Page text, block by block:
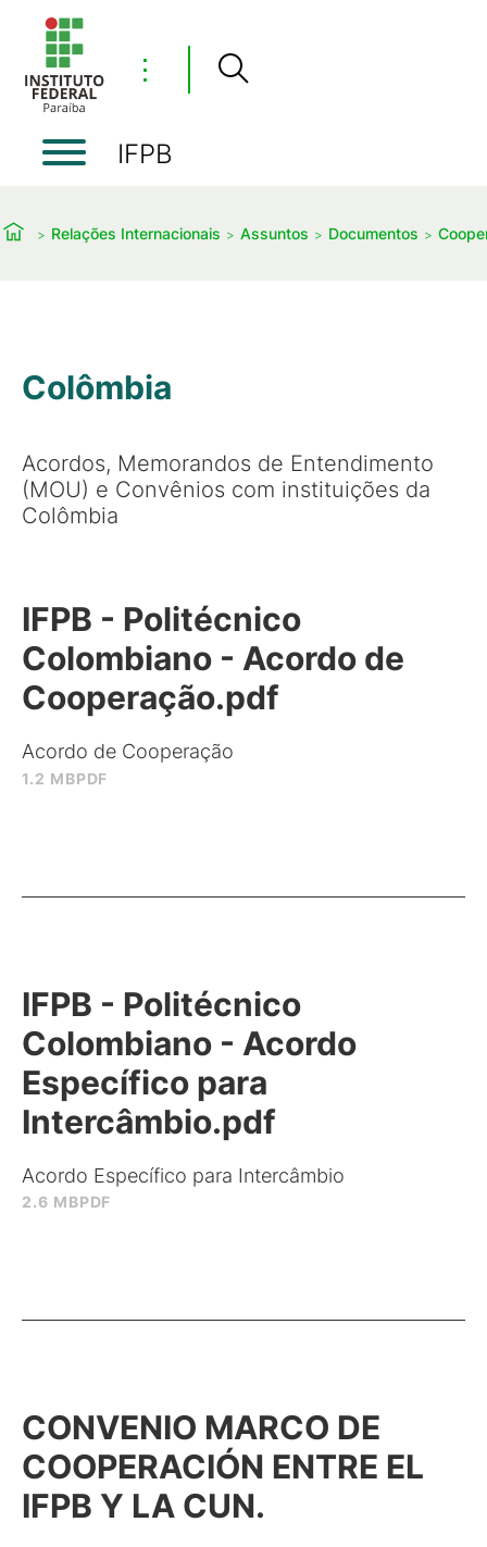
⋮
IFPB
Relações Internacionais Assuntos Documentos
Colômbia
Acordos, Memorandos de Entendimento
(MOU) e Convênios com instituições da
Colômbia
1.2 MBPDF
IFPB - Politécnico
Colombiano - Acordo de
Cooperação.pdf
Acordo de Cooperação
2.6 MBPDF
IFPB - Politécnico
Colombiano - Acordo
Específico para
Intercâmbio.pdf
Acordo Específico para Intercâmbio
CONVENIO MARCO DE
COOPERACIÓN ENTRE EL
IFPB Y LA CUN.